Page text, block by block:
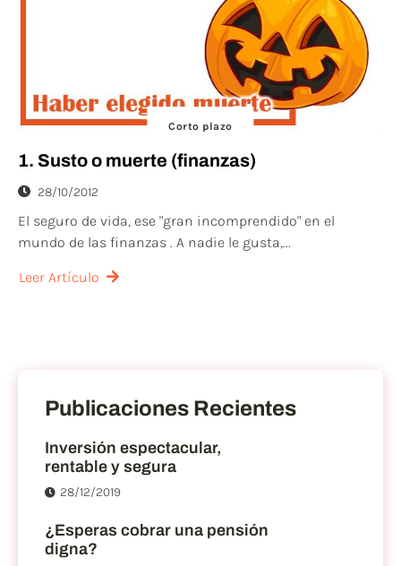
Corto plazo
1. Susto o muerte (finanzas)
28/10/2012
El seguro de vida, ese "gran incomprendido" en el
mundo de las finanzas . A nadie le gusta,...
Leer Artículo
Publicaciones Recientes
Inversión espectacular,
rentable y segura
28/12/2019
¿Esperas cobrar una pensión
digna?